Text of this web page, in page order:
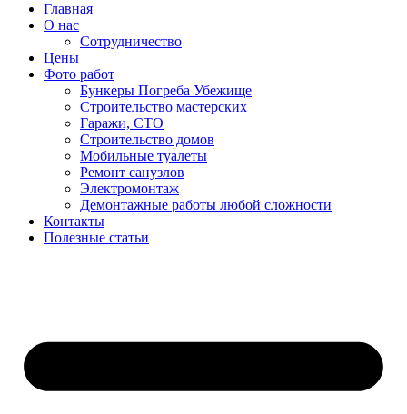
Главная
О нас
Сотрудничество
Цены
Фото работ
Бункеры Погреба Убежище
Строительство мастерских
Гаражи, СТО
Строительство домов
Мобильные туалеты
Ремонт санузлов
Электромонтаж
Демонтажные работы любой сложности
Контакты
Полезные статьи